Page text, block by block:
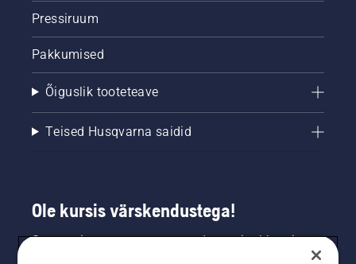
Pressiruum
Pakkumised
Õiguslik tooteteave
Teised Husqvarna saidid
Ole kursis värskendustega!
Saa uusimat teavet uute toodete, eripakkumiste